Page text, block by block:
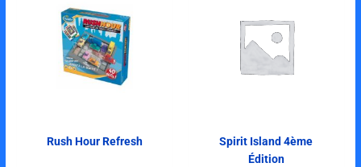
Rush Hour Refresh
Spirit Island 4ème
Édition